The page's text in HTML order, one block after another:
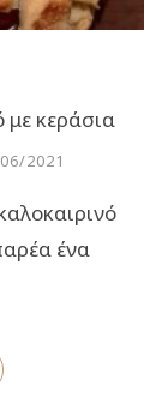
με κεράσια
2021
ένα